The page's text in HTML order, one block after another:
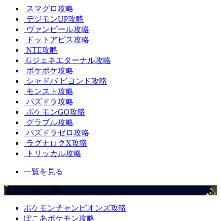
スマグロ攻略
デジモンUP攻略
ヴァンピール攻略
ドットアビス攻略
NTE攻略
Gジェネエターナル攻略
ポケポケ攻略
シャドバ ビヨンド攻略
モンスト攻略
パズドラ攻略
ポケモンGO攻略
グラブル攻略
パズドラゼロ攻略
ラグナロクX攻略
トリッカル攻略
一覧を見る
注目の攻略記事
ポケモンチャンピオンズ攻略
ぽこあポケモン攻略